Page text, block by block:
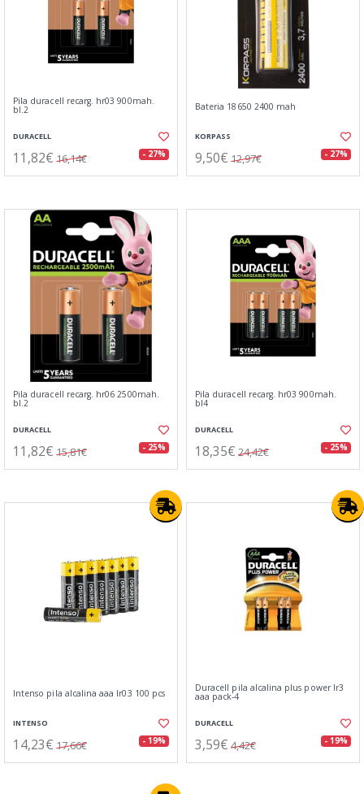
Pila duracell recarg. hr03 900mah.
bl.2
DURACELL
11,82€ 16,14€ - 27%
Bateria 18650 2400 mah
KORPASS
9,50€ 12,97€ - 27%
Pila duracell recarg. hr06 2500mah.
bl.2
DURACELL
11,82€ 15,81€ - 25%
Pila duracell recarg. hr03 900mah.
bl4
DURACELL
18,35€ 24,42€ - 25%
Intenso pila alcalina aaa lr03 100 pcs
INTENSO
14,23€ 17,66€ - 19%
Duracell pila alcalina plus power lr3
aaa pack-4
DURACELL
3,59€ 4,42€ - 19%